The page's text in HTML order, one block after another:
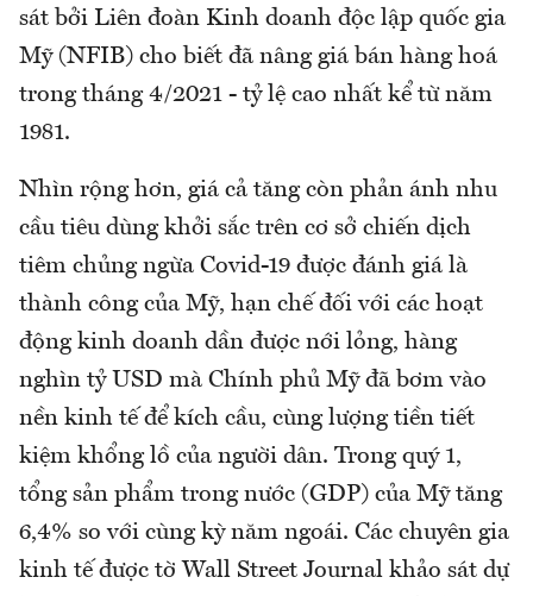
sát bởi Liên đoàn Kinh doanh độc lập quốc gia
Mỹ (NFIB) cho biết đã nâng giá bán hàng hoá
trong tháng 4/2021 - tỷ lệ cao nhất kể từ năm
1981.
Nhìn rộng hơn, giá cả tăng còn phản ánh nhu
cầu tiêu dùng khởi sắc trên cơ sở chiến dịch
tiêm chủng ngừa Covid-19 được đánh giá là
thành công của Mỹ, hạn chế đối với các hoạt
động kinh doanh dần được nới lỏng, hàng
nghìn tỷ USD mà Chính phủ Mỹ đã bơm vào
nền kinh tế để kích cầu, cùng lượng tiền tiết
kiệm khổng lồ của người dân. Trong quý 1,
tổng sản phẩm trong nước (GDP) của Mỹ tăng
6,4% so với cùng kỳ năm ngoái. Các chuyên gia
kinh tế được tờ Wall Street Journal khảo sát dự